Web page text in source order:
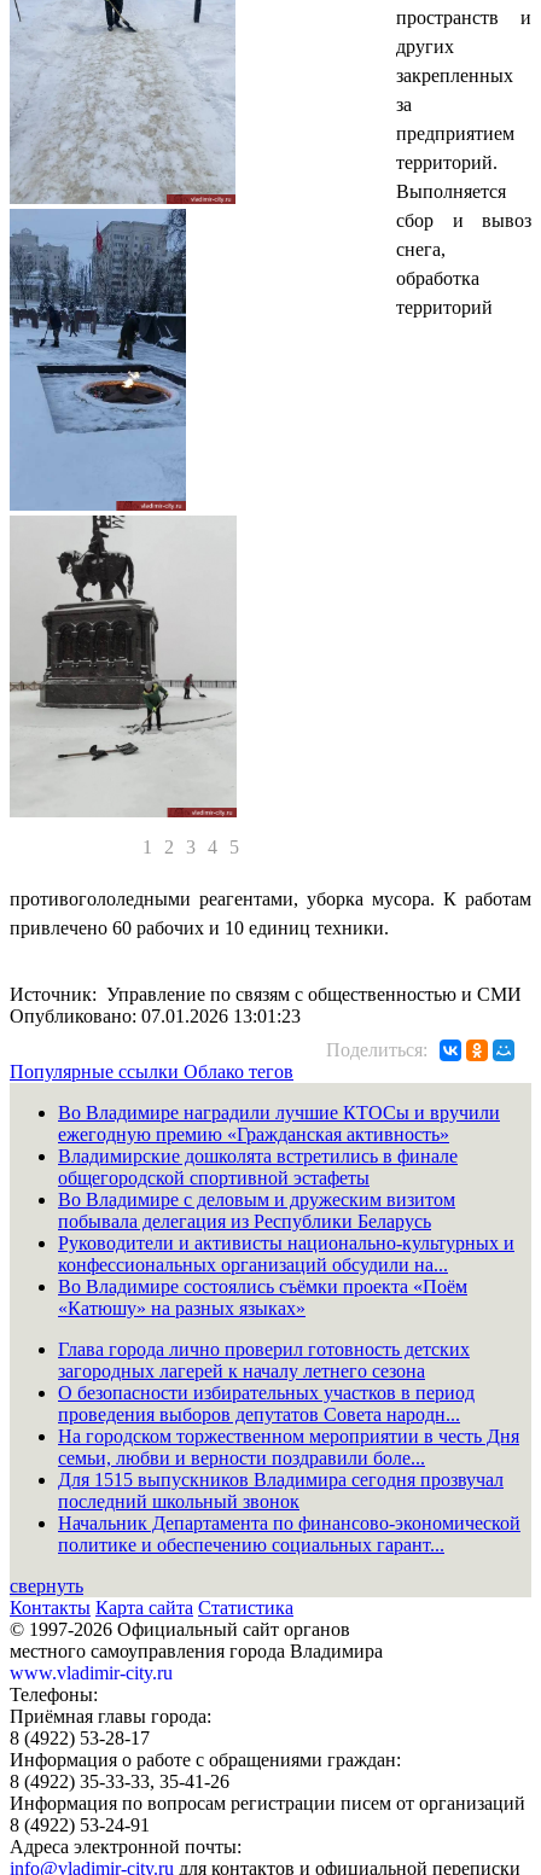
1 2 3 4 5
пространств и
других
закрепленных
за
предприятием
территорий.
Выполняется
сбор и вывоз
снега,
обработка
территорий
противогололедными реагентами, уборка мусора. К работам
привлечено 60 рабочих и 10 единиц техники.
Источник: Управление по связям с общественностью и СМИ
Опубликовано: 07.01.2026 13:01:23
Поделиться:
Популярные ссылки Облако тегов
Во Владимире наградили лучшие КТОСы и вручили
ежегодную премию «Гражданская активность»
Владимирские дошколята встретились в финале
общегородской спортивной эстафеты
Во Владимире с деловым и дружеским визитом
побывала делегация из Республики Беларусь
Руководители и активисты национально-культурных и
конфессиональных организаций обсудили на...
Во Владимире состоялись съёмки проекта «Поём
«Катюшу» на разных языках»
Глава города лично проверил готовность детских
загородных лагерей к началу летнего сезона
О безопасности избирательных участков в период
проведения выборов депутатов Совета народн...
На городском торжественном мероприятии в честь Дня
семьи, любви и верности поздравили боле...
Для 1515 выпускников Владимира сегодня прозвучал
последний школьный звонок
Начальник Департамента по финансово-экономической
политике и обеспечению социальных гарант...
свернуть
Контакты Карта сайта Статистика
© 1997-2026 Официальный сайт органов
местного самоуправления города Владимира
www.vladimir-city.ru
Телефоны:
Приёмная главы города:
8 (4922) 53-28-17
Информация о работе с обращениями граждан:
8 (4922) 35-33-33, 35-41-26
Информация по вопросам регистрации писем от организаций
8 (4922) 53-24-91
Адреса электронной почты:
info@vladimir-city.ru для контактов и официальной переписки